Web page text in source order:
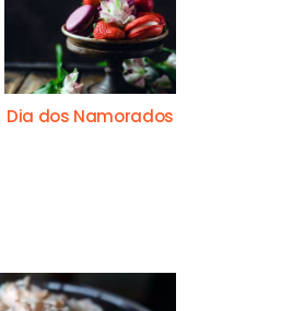
Dia dos Namorados